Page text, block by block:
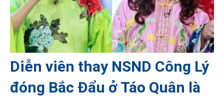
Diễn viên thay NSND Công Lý
đóng Bắc Đẩu ở Táo Quân là